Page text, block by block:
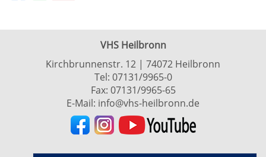
VHS Heilbronn
Kirchbrunnenstr. 12 | 74072 Heilbronn
Tel: 07131/9965-0
Fax: 07131/9965-65
E-Mail: info@vhs-heilbronn.de